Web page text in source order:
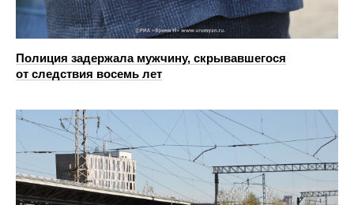
Полиция задержала мужчину, скрывавшегося
от следствия восемь лет